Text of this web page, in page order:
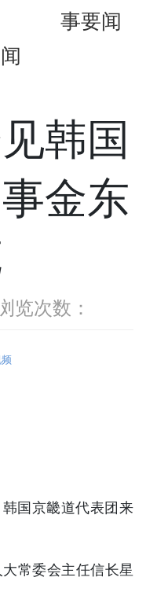
闻
事要闻
韩国
金东
览次数：
国京畿道代表团来
常委会主任信长星